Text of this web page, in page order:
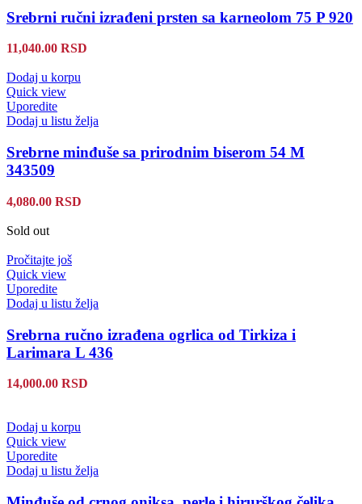
Srebrni ručni izrađeni prsten sa karneolom 75 P 920
11,040.00 RSD
Dodaj u korpu
Quick view
Uporedite
Dodaj u listu želja
Srebrne minđuše sa prirodnim biserom 54 M
343509
4,080.00 RSD
Sold out
Pročitajte još
Quick view
Uporedite
Dodaj u listu želja
Srebrna ručno izrađena ogrlica od Tirkiza i
Larimara L 436
14,000.00 RSD
Dodaj u korpu
Quick view
Uporedite
Dodaj u listu želja